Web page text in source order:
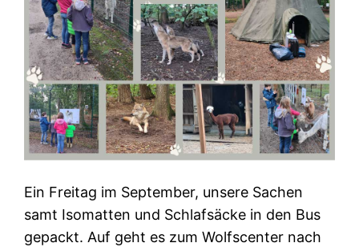
Ein Freitag im September, unsere Sachen
samt Isomatten und Schlafsäcke in den Bus
gepackt. Auf geht es zum Wolfscenter nach